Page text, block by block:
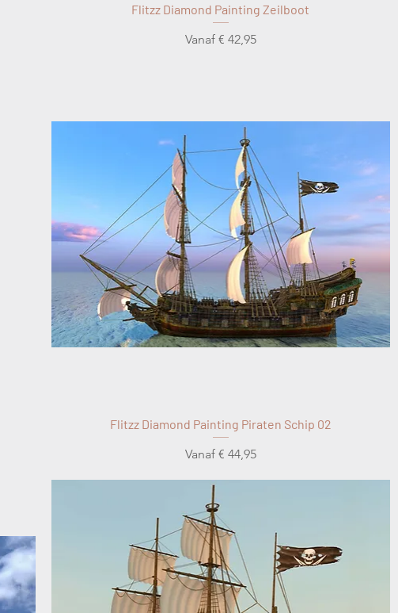
Flitzz Diamond Painting Zeilboot
Vanaf € 42,95
Verkoopprijs
Flitzz Diamond Painting Piraten Schip 02
Vanaf € 44,95
Verkoopprijs